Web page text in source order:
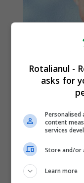
Rotalianul -
asks for
Personalised
content
services
Store and/or
Learn more